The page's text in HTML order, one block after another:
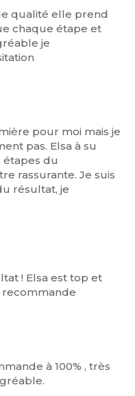
qualité elle prend
chaque étape et
je
pour moi mais je
pas. Elsa à su
du
rassurante. Je suis
résultat, je
! Elsa est top et
recommande
à 100% , très